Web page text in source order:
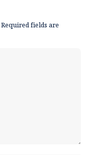
Required fields are